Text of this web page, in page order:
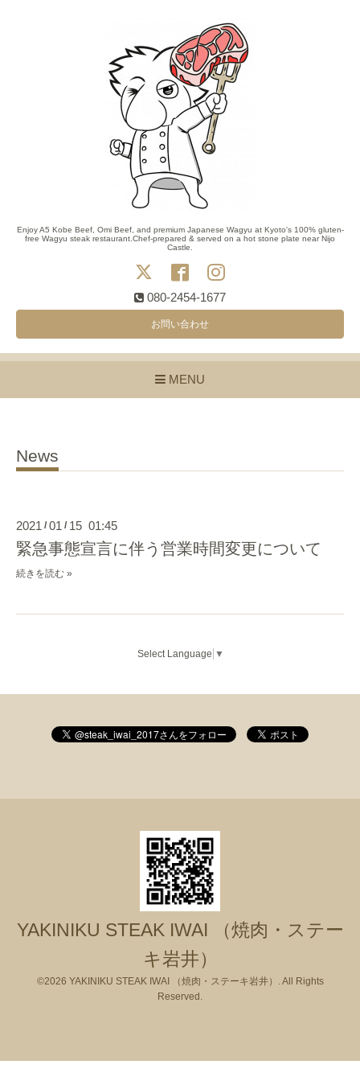
Enjoy A5 Kobe Beef, Omi Beef, and premium Japanese Wagyu at Kyoto's 100% gluten-
free Wagyu steak restaurant.Chef-prepared & served on a hot stone plate near Nijo
Castle.
080-2454-1677
お問い合わせ
MENU
News
2021 / 01 / 15 01:45
緊急事態宣言に伴う営業時間変更について
続きを読む »
Select Language ▼
YAKINIKU STEAK IWAI （焼肉・ステー
キ岩井）
©2026 YAKINIKU STEAK IWAI （焼肉・ステーキ岩井）
. All Rights
Reserved.